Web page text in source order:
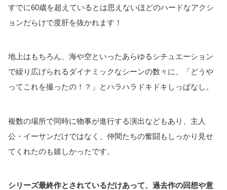
すでに60歳を超えているとは思えないほどのハードなアクシ
ョンだらけで度肝を抜かれます！
地上はもちろん、海や空といったあらゆるシチュエーション
で繰り広げられるダイナミックなシーンの数々に、「どうや
ってこれを撮ったの！？」とハラハラドキドキしっぱなし。
複数の場所で同時に物事が進行する演出などもあり、主人
公・イーサンだけではなく、仲間たちの奮闘もしっかり見せ
てくれたのも嬉しかったです。
シリーズ最終作とされているだけあって、過去作の回想や意